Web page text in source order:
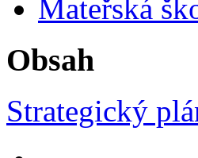
Mateřská
Obsah
Strategický